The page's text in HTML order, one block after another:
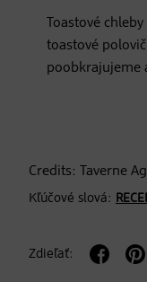
Toastové
toastové
poobkrajujeme
Credits: Taverne
Kľúčové slová:
Zdieľať: